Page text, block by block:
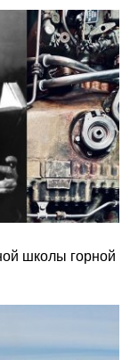
школы горной